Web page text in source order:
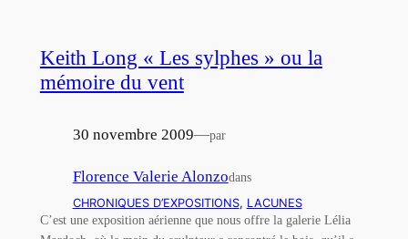
Keith Long « Les sylphes » ou la
mémoire du vent
30 novembre 2009—par
Florence Valerie Alonzodans
CHRONIQUES D’EXPOSITIONS, LACUNES
C’est une exposition aérienne que nous offre la galerie Lélia